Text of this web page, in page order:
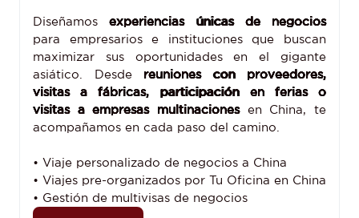
Diseñamosexperiencias únicas de negocios
para empresarios e instituciones que buscan
maximizar sus oportunidades en el gigante
asiático. Desde reuniones con proveedores,
visitas a fábricas, participación en ferias o
visitas a empresas multinacionesen China, te
acompañamos en cada paso del camino.
• Viaje personalizado de negocios a China
• Viajes pre-organizados por Tu Oficina en China
• Gestión de multivisas de negocios